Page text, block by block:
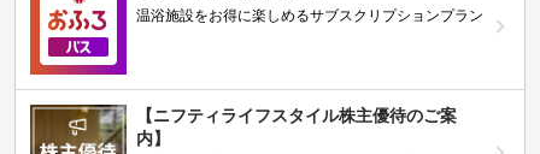
温浴施設をお得に楽しめるサブスクリプションプラン
【ニフティライフスタイル株主優待のご案
内】